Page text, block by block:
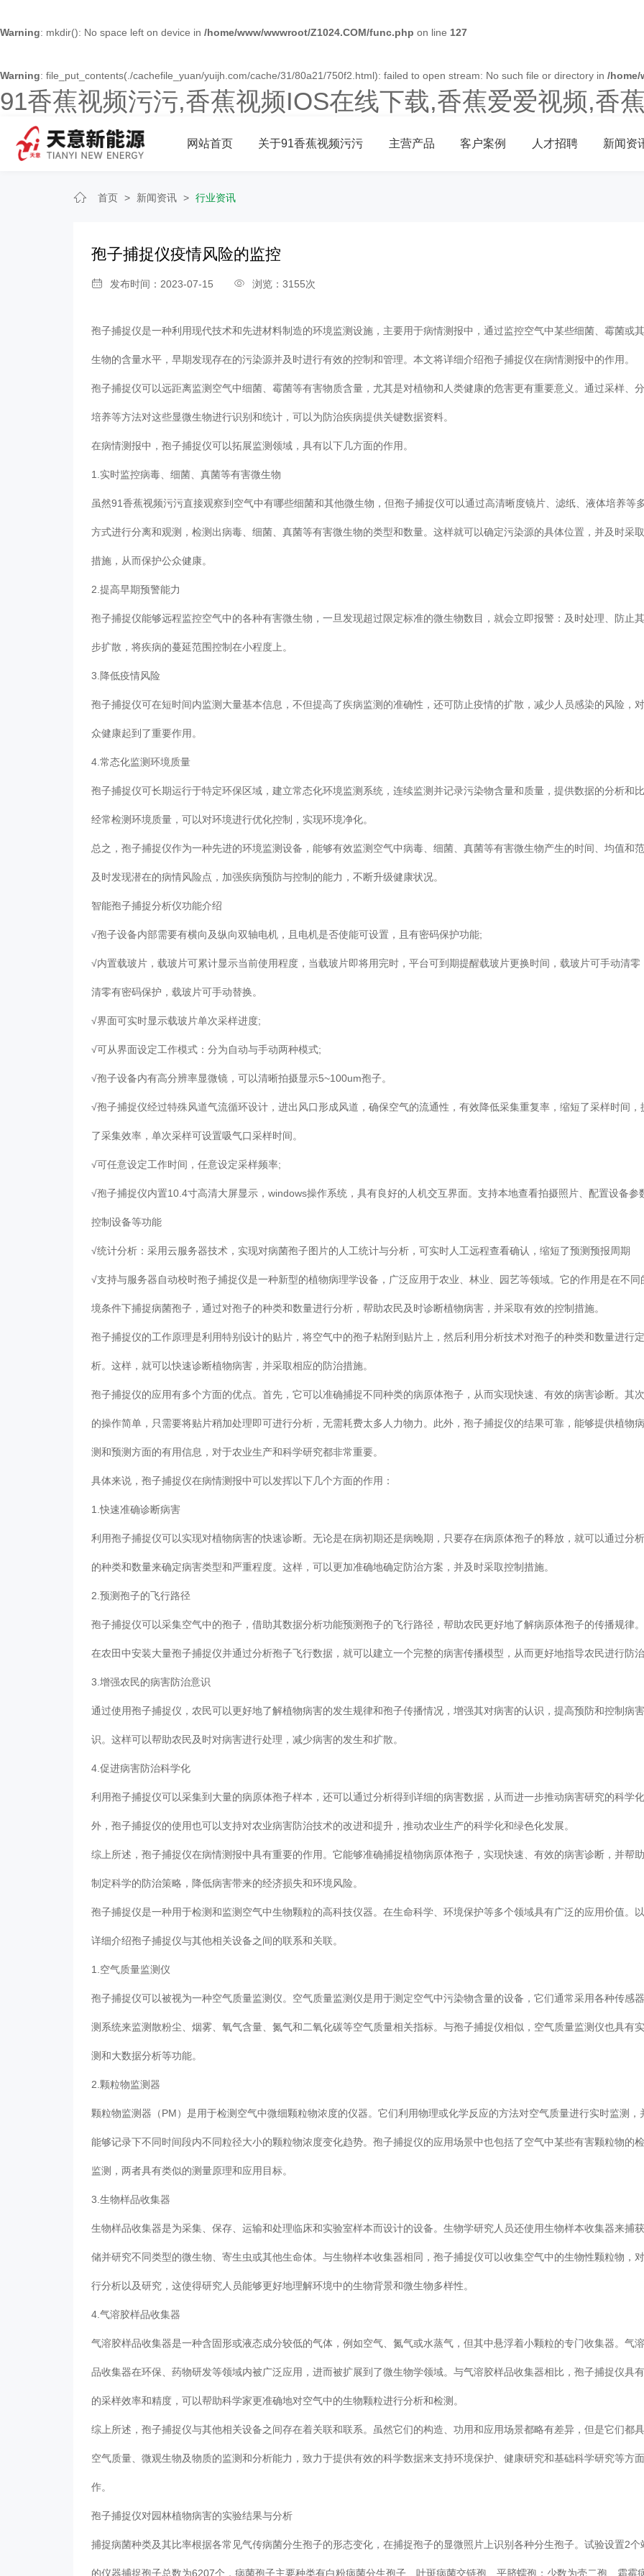
Warning: mkdir(): No space left on device in /home/www/wwwroot/Z1024.COM/func.php on line 127
Warning: file_put_contents(./cachefile_yuan/yuijh.com/cache/31/80a21/750f2.html): failed to open stream: No such file or directory in /home/
91香蕉视频污污,香蕉视频IOS在线下载,香蕉爱爱视频,香
网站首页 关于91香蕉视频污污 主营产品 客户案例 人才招聘 新闻资
首页 > 新闻资讯 > 行业资讯
孢子捕捉仪疫情风险的监控
发布时间：2023-07-15 浏览：3155次
孢子捕捉仪是一种利用现代技术和先进材料制造的环境监测设施，主要用于病情测报中，通过监控空气中某些细菌、霉菌或
生物的含量水平，早期发现存在的污染源并及时进行有效的控制和管理。本文将详细介绍孢子捕捉仪在病情测报中的作用。
孢子捕捉仪可以远距离监测空气中细菌、霉菌等有害物质含量，尤其是对植物和人类健康的危害更有重要意义。通过采样、分
培养等方法对这些显微生物进行识别和统计，可以为防治疾病提供关键数据资料。
在病情测报中，孢子捕捉仪可以拓展监测领域，具有以下几方面的作用。
1.实时监控病毒、细菌、真菌等有害微生物
虽然91香蕉视频污污直接观察到空气中有哪些细菌和其他微生物，但孢子捕捉仪可以通过高清晰度镜片、滤纸、液体培养等
方式进行分离和观测，检测出病毒、细菌、真菌等有害微生物的类型和数量。这样就可以确定污染源的具体位置，并及时采
措施，从而保护公众健康。
2.提高早期预警能力
孢子捕捉仪能够远程监控空气中的各种有害微生物，一旦发现超过限定标准的微生物数目，就会立即报警：及时处理、防止
步扩散，将疾病的蔓延范围控制在小程度上。
3.降低疫情风险
孢子捕捉仪可在短时间内监测大量基本信息，不但提高了疾病监测的准确性，还可防止疫情的扩散，减少人员感染的风险，
众健康起到了重要作用。
4.常态化监测环境质量
孢子捕捉仪可长期运行于特定环保区域，建立常态化环境监测系统，连续监测并记录污染物含量和质量，提供数据的分析和比
经常检测环境质量，可以对环境进行优化控制，实现环境净化。
总之，孢子捕捉仪作为一种先进的环境监测设备，能够有效监测空气中病毒、细菌、真菌等有害微生物产生的时间、均值和范
及时发现潜在的病情风险点，加强疾病预防与控制的能力，不断升级健康状况。
智能孢子捕捉分析仪功能介绍
√孢子设备内部需要有横向及纵向双轴电机，且电机是否使能可设置，且有密码保护功能;
√内置载玻片，载玻片可累计显示当前使用程度，当载玻片即将用完时，平台可到期提醒载玻片更换时间，载玻片可手动清零
清零有密码保护，载玻片可手动替换。
√界面可实时显示载玻片单次采样进度;
√可从界面设定工作模式：分为自动与手动两种模式;
√孢子设备内有高分辨率显微镜，可以清晰拍摄显示5~100um孢子。
√孢子捕捉仪经过特殊风道气流循环设计，进出风口形成风道，确保空气的流通性，有效降低采集重复率，缩短了采样时间，
了采集效率，单次采样可设置吸气口采样时间。
√可任意设定工作时间，任意设定采样频率;
√孢子捕捉仪内置10.4寸高清大屏显示，windows操作系统，具有良好的人机交互界面。支持本地查看拍摄照片、配置设备参
控制设备等功能
√统计分析：采用云服务器技术，实现对病菌孢子图片的人工统计与分析，可实时人工远程查看确认，缩短了预测预报周期
√支持与服务器自动校时孢子捕捉仪是一种新型的植物病理学设备，广泛应用于农业、林业、园艺等领域。它的作用是在不同
境条件下捕捉病菌孢子，通过对孢子的种类和数量进行分析，帮助农民及时诊断植物病害，并采取有效的控制措施。
孢子捕捉仪的工作原理是利用特别设计的贴片，将空气中的孢子粘附到贴片上，然后利用分析技术对孢子的种类和数量进行
析。这样，就可以快速诊断植物病害，并采取相应的防治措施。
孢子捕捉仪的应用有多个方面的优点。首先，它可以准确捕捉不同种类的病原体孢子，从而实现快速、有效的病害诊断。其
的操作简单，只需要将贴片稍加处理即可进行分析，无需耗费太多人力物力。此外，孢子捕捉仪的结果可靠，能够提供植物
测和预测方面的有用信息，对于农业生产和科学研究都非常重要。
具体来说，孢子捕捉仪在病情测报中可以发挥以下几个方面的作用：
1.快速准确诊断病害
利用孢子捕捉仪可以实现对植物病害的快速诊断。无论是在病初期还是病晚期，只要存在病原体孢子的释放，就可以通过分
的种类和数量来确定病害类型和严重程度。这样，可以更加准确地确定防治方案，并及时采取控制措施。
2.预测孢子的飞行路径
孢子捕捉仪可以采集空气中的孢子，借助其数据分析功能预测孢子的飞行路径，帮助农民更好地了解病原体孢子的传播规律
在农田中安装大量孢子捕捉仪并通过分析孢子飞行数据，就可以建立一个完整的病害传播模型，从而更好地指导农民进行防
3.增强农民的病害防治意识
通过使用孢子捕捉仪，农民可以更好地了解植物病害的发生规律和孢子传播情况，增强其对病害的认识，提高预防和控制病
识。这样可以帮助农民及时对病害进行处理，减少病害的发生和扩散。
4.促进病害防治科学化
利用孢子捕捉仪可以采集到大量的病原体孢子样本，还可以通过分析得到详细的病害数据，从而进一步推动病害研究的科学
外，孢子捕捉仪的使用也可以支持对农业病害防治技术的改进和提升，推动农业生产的科学化和绿色化发展。
综上所述，孢子捕捉仪在病情测报中具有重要的作用。它能够准确捕捉植物病原体孢子，实现快速、有效的病害诊断，并帮
制定科学的防治策略，降低病害带来的经济损失和环境风险。
孢子捕捉仪是一种用于检测和监测空气中生物颗粒的高科技仪器。在生命科学、环境保护等多个领域具有广泛的应用价值。
详细介绍孢子捕捉仪与其他相关设备之间的联系和关联。
1.空气质量监测仪
孢子捕捉仪可以被视为一种空气质量监测仪。空气质量监测仪是用于测定空气中污染物含量的设备，它们通常采用各种传感
测系统来监测散粉尘、烟雾、氧气含量、氮气和二氧化碳等空气质量相关指标。与孢子捕捉仪相似，空气质量监测仪也具有
测和大数据分析等功能。
2.颗粒物监测器
颗粒物监测器（PM）是用于检测空气中微细颗粒物浓度的仪器。它们利用物理或化学反应的方法对空气质量进行实时监测，
能够记录下不同时间段内不同粒径大小的颗粒物浓度变化趋势。孢子捕捉仪的应用场景中也包括了空气中某些有害颗粒物的
监测，两者具有类似的测量原理和应用目标。
3.生物样品收集器
生物样品收集器是为采集、保存、运输和处理临床和实验室样本而设计的设备。生物学研究人员还使用生物样本收集器来捕
储并研究不同类型的微生物、寄生虫或其他生命体。与生物样本收集器相同，孢子捕捉仪可以收集空气中的生物性颗粒物，
行分析以及研究，这使得研究人员能够更好地理解环境中的生物背景和微生物多样性。
4.气溶胶样品收集器
气溶胶样品收集器是一种含固形或液态成分较低的气体，例如空气、氮气或水蒸气，但其中悬浮着小颗粒的专门收集器。气
品收集器在环保、药物研发等领域内被广泛应用，进而被扩展到了微生物学领域。与气溶胶样品收集器相比，孢子捕捉仪具
的采样效率和精度，可以帮助科学家更准确地对空气中的生物颗粒进行分析和检测。
综上所述，孢子捕捉仪与其他相关设备之间存在着关联和联系。虽然它们的构造、功用和应用场景都略有差异，但是它们都
空气质量、微观生物及物质的监测和分析能力，致力于提供有效的科学数据来支持环境保护、健康研究和基础科学研究等方
作。
孢子捕捉仪对园林植物病害的实验结果与分析
捕捉病菌种类及其比率根据各常见气传病菌分生孢子的形态变化，在捕捉孢子的显微照片上识别各种分生孢子。试验设置2个
的仪器捕捉孢子总数为6207个，病菌孢子主要种类有白粉病菌分生孢子、叶斑病菌交链孢、平脐蠕孢；少数为壳二孢、霜霉